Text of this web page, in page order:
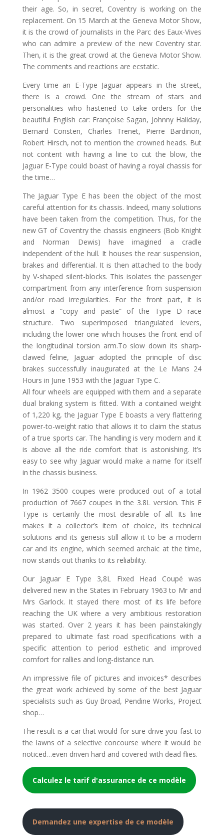
their age. So, in secret, Coventry is working on the
replacement. On 15 March at the Geneva Motor Show,
it is the crowd of journalists in the Parc des Eaux-Vives
who can admire a preview of the new Coventry star.
Then, it is the great crowd at the Geneva Motor Show.
The comments and reactions are ecstatic.
Every time an E-Type Jaguar appears in the street,
there is a crowd. One the stream of stars and
personalities who hastened to take orders for the
beautiful English car: Françoise Sagan, Johnny Haliday,
Bernard Consten, Charles Trenet, Pierre Bardinon,
Robert Hirsch, not to mention the crowned heads. But
not content with having a line to cut the blow, the
Jaguar E-Type could boast of having a royal chassis for
the time…
The Jaguar Type E has been the object of the most
careful attention for its chassis. Indeed, many solutions
have been taken from the competition. Thus, for the
new GT of Coventry the chassis engineers (Bob Knight
and Norman Dewis) have imagined a cradle
independent of the hull. It houses the rear suspension,
brakes and differential. It is then attached to the body
by V-shaped silent-blocks. This isolates the passenger
compartment from any interference from suspension
and/or road irregularities. For the front part, it is
almost a “copy and paste” of the Type D race
structure. Two superimposed triangulated levers,
including the lower one which houses the front end of
the longitudinal torsion arm.To slow down its sharp-
clawed feline, Jaguar adopted the principle of disc
brakes successfully inaugurated at the Le Mans 24
Hours in June 1953 with the Jaguar Type C.
All four wheels are equipped with them and a separate
dual braking system is fitted. With a contained weight
of 1,220 kg, the Jaguar Type E boasts a very flattering
power-to-weight ratio that allows it to claim the status
of a true sports car. The handling is very modern and it
is above all the ride comfort that is astonishing. It’s
easy to see why Jaguar would make a name for itself
in the chassis business.
In 1962 3500 coupes were produced out of a total
production of 7667 coupes in the 3.8L version. This E
Type is certainly the most desirable of all. Its line
makes it a collector’s item of choice, its technical
solutions and its genesis still allow it to be a modern
car and its engine, which seemed archaic at the time,
now stands out thanks to its reliability.
Our Jaguar E Type 3,8L Fixed Head Coupé was
delivered new in the States in February 1963 to Mr and
Mrs Garlock. It stayed there most of its life before
reaching the UK where a very ambitious restoration
was started. Over 2 years it has been painstakingly
prepared to ultimate fast road specifications with a
specific attention to period esthetic and improved
comfort for rallies and long-distance run.
An impressive file of pictures and invoices* describes
the great work achieved by some of the best Jaguar
specialists such as Guy Broad, Pendine Works, Project
shop…
The result is a car that would for sure drive you fast to
the lawns of a selective concourse where it would be
noticed…even driven hard and covered with dead flies.
Calculez le tarif d'assurance de ce modèle
Demandez une expertise de ce modèle